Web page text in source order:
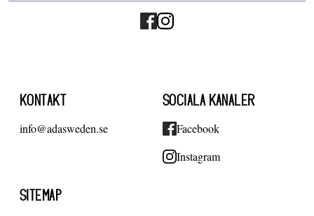
KONTAKT
info@adasweden.se
SOCIALA KANALER
Facebook
Instagram
SITEMAP